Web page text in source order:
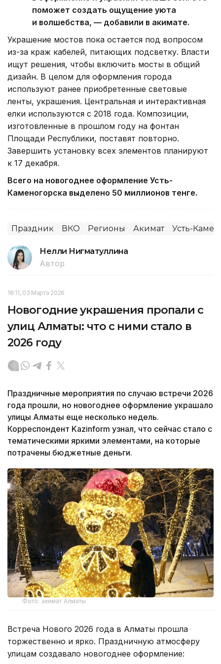
поможет создать ощущение уюта
и волшебства, — добавили в акимате.
Украшение мостов пока остается под вопросом
из-за краж кабелей, питающих подсветку. Власти
ищут решения, чтобы включить мосты в общий
дизайн. В целом для оформления города
используют ранее приобретенные световые
ленты, украшения. Центральная и интерактивная
елки используются с 2018 года. Композиции,
изготовленные в прошлом году на фонтан
Площади Республики, поставят повторно.
Завершить установку всех элементов планируют
к 17 декабря.
Всего на новогоднее оформление Усть-
Каменогорска выделено 50 миллионов тенге.
Праздник ВКО Регионы Акимат Усть-
Нелли Нигматуллина
Автор
18:11, 03 Марта 2026
Новогодние украшения пропали с
улиц Алматы: что с ними стало в
2026 году
Праздничные мероприятия по случаю встречи 2026
года прошли, но новогоднее оформление украшало
улицы Алматы еще несколько недель.
Корреспондент Kazinform узнал, что сейчас стало с
тематическими яркими элементами, на которые
потрачены бюджетные деньги.
Фото: акимат Алматы
Встреча Нового 2026 года в Алматы прошла
торжественно и ярко. Праздничную атмосферу
улицам создавало новогоднее оформление: